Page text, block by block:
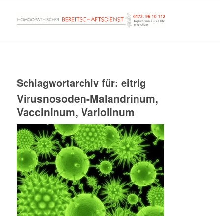
Schlagwortarchiv für: eitrig
Virusnosoden-Malandrinum,
Vaccininum, Variolinum